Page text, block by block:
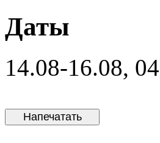
Даты
14.08-16.08,